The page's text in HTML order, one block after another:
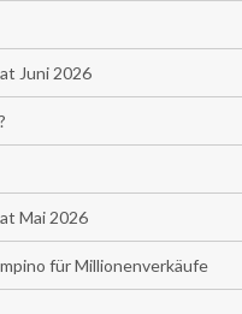
Juni 2026
Mai 2026
für Millionenverkäufe